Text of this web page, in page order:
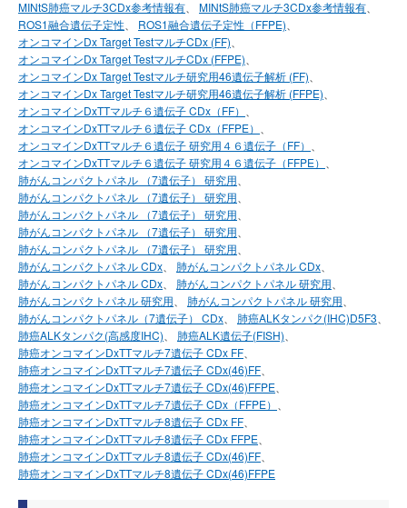
MINtS肺癌マルチ3CDx参考情報有
MINtS肺癌マルチ3CDx参考情報有
ROS1融合遺伝子定性
ROS1融合遺伝子定性（FFPE)
オンコマインDx Target TestマルチCDx (FF)
オンコマインDx Target TestマルチCDx (FFPE)
オンコマインDx Target Testマルチ研究用46遺伝子解析 (FF)
オンコマインDx Target Testマルチ研究用46遺伝子解析 (FFPE)
オンコマインDxTTマルチ６遺伝子 CDx（FF）
オンコマインDxTTマルチ６遺伝子 CDx（FFPE）
オンコマインDxTTマルチ６遺伝子 研究用４６遺伝子（FF）
オンコマインDxTTマルチ６遺伝子 研究用４６遺伝子（FFPE）
肺がんコンパクトパネル （7遺伝子） 研究用
肺がんコンパクトパネル （7遺伝子） 研究用
肺がんコンパクトパネル （7遺伝子） 研究用
肺がんコンパクトパネル （7遺伝子） 研究用
肺がんコンパクトパネル （7遺伝子） 研究用
肺がんコンパクトパネル CDx
肺がんコンパクトパネル CDx
肺がんコンパクトパネル CDx
肺がんコンパクトパネル 研究用
肺がんコンパクトパネル 研究用
肺がんコンパクトパネル 研究用
肺がんコンパクトパネル（7遺伝子） CDx
肺癌ALKタンパク(IHC)D5F3
肺癌ALKタンパク(高感度IHC)
肺癌ALK遺伝子(FISH)
肺癌オンコマインDxTTマルチ7遺伝子 CDx FF
肺癌オンコマインDxTTマルチ7遺伝子 CDx(46)FF
肺癌オンコマインDxTTマルチ7遺伝子 CDx(46)FFPE
肺癌オンコマインDxTTマルチ7遺伝子 CDx（FFPE）
肺癌オンコマインDxTTマルチ8遺伝子 CDx FF
肺癌オンコマインDxTTマルチ8遺伝子 CDx FFPE
肺癌オンコマインDxTTマルチ8遺伝子 CDx(46)FF
肺癌オンコマインDxTTマルチ8遺伝子 CDx(46)FFPE